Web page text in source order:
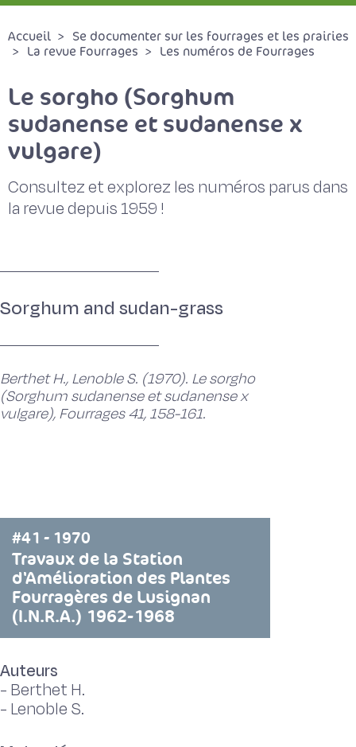
Accueil
Se documenter sur les fourrages et les prairies
La revue Fourrages
Les numéros de Fourrages
Le sorgho (Sorghum
sudanense et sudanense x
vulgare)
Consultez et explorez les numéros parus dans
la revue depuis 1959 !
Sorghum and sudan-grass
Berthet H., Lenoble S. (1970). Le sorgho
(Sorghum sudanense et sudanense x
vulgare), Fourrages 41, 158-161.
#41 - 1970
Travaux de la Station
d'Amélioration des Plantes
Fourragères de Lusignan
(I.N.R.A.) 1962-1968
Auteurs
- Berthet H.
- Lenoble S.